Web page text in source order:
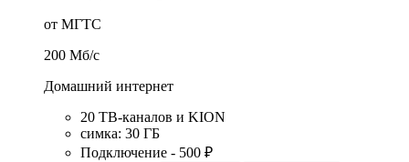
от МГТС
200 Мб/c
Домашний интернет
20 ТВ-каналов и KION
симка: 30 ГБ
Подключение - 500 ₽